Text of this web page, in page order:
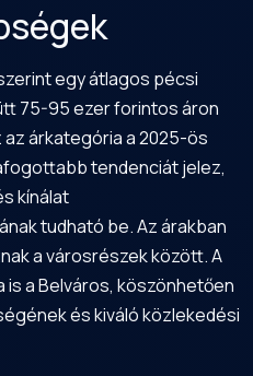
egy átlagos pécsi
75-95 ezer forintos áron
árkategória a 2025-ös
tendenciát jelez,
kínálat
tudható be. Az árakban
a városrészek között. A
a Belváros, köszönhetően
és kiváló közlekedési